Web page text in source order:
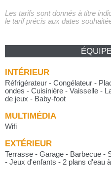
Les tarifs sont donnés à titre
le tarif précis aux dates
INTÉRIEUR
Réfrigérateur - Congélateur -
ondes - Cuisinière - Vaisselle -
de jeux - Baby-foot
MULTIMÉDIA
Wifi
EXTÉRIEUR
Terrasse - Garage - Barbecue -
- Jeux d'enfants - 2 plans d'eau